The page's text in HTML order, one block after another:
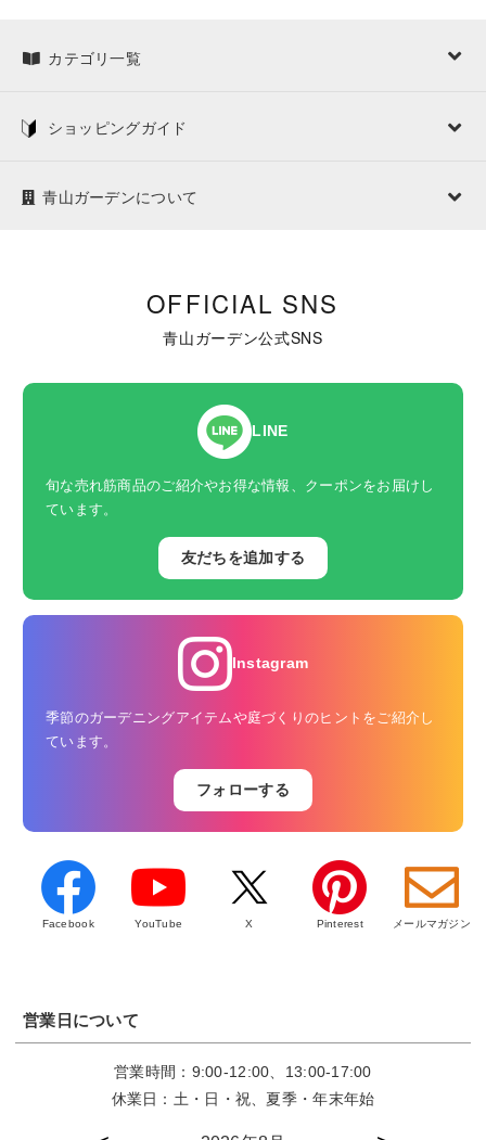
カテゴリ一覧
ショッピングガイド
青山ガーデンについて
OFFICIAL SNS
青山ガーデン公式SNS
LINE
旬な売れ筋商品のご紹介やお得な情報、クーポンをお届けし
ています。
友だちを追加する
Instagram
季節のガーデニングアイテムや庭づくりのヒントをご紹介し
ています。
フォローする
Facebook YouTube X Pinterest メールマガジン
営業日について
営業時間：9:00-12:00、13:00-17:00
休業日：土・日・祝、夏季・年末年始